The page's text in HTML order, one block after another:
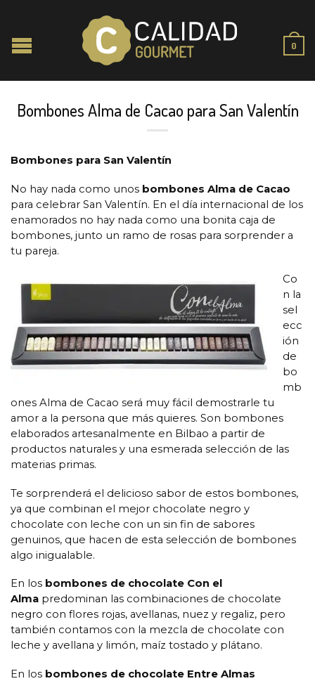
0
Bombones Alma de Cacao para San Valentín
Bombones para San Valentín
No hay nada como unos bombones Alma de Cacao
para celebrar San Valentín. En el día internacional de los
enamorados no hay nada como una bonita caja de
bombones, junto un ramo de rosas para sorprender a
tu pareja.
Co
n la
sel
ecc
ión
de
bo
mb
ones Alma de Cacao será muy fácil demostrarle tu
amor a la persona que más quieres. Son bombones
elaborados artesanalmente en Bilbao a partir de
productos naturales y una esmerada selección de las
materias primas.
Te sorprenderá el delicioso sabor de estos bombones,
ya que combinan el mejor chocolate negro y
chocolate con leche con un sin fin de sabores
genuinos, que hacen de esta selección de bombones
algo inigualable.
En los bombones de chocolate Con el
Alma predominan las combinaciones de chocolate
negro con flores rojas, avellanas, nuez y regaliz, pero
también contamos con la mezcla de chocolate con
leche y avellana y limón, maíz tostado y plátano.
En los bombones de chocolate Entre Almas